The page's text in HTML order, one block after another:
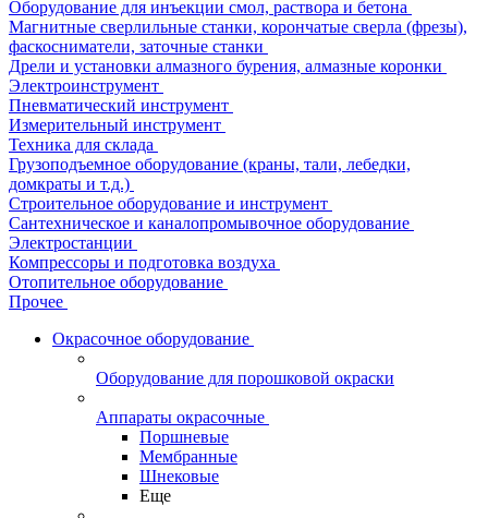
Оборудование для инъекции смол, раствора и бетона
Магнитные сверлильные станки, корончатые сверла (фрезы),
фаскосниматели, заточные станки
Дрели и установки алмазного бурения, алмазные коронки
Электроинструмент
Пневматический инструмент
Измерительный инструмент
Техника для склада
Грузоподъемное оборудование (краны, тали, лебедки,
домкраты и т.д.)
Строительное оборудование и инструмент
Сантехническое и каналопромывочное оборудование
Электростанции
Компрессоры и подготовка воздуха
Отопительное оборудование
Прочее
Окрасочное оборудование
Оборудование для порошковой окраски
Аппараты окрасочные
Поршневые
Мембранные
Шнековые
Еще